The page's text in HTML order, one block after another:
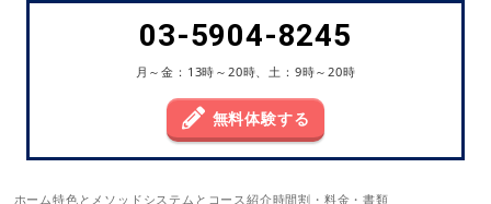
03-5904-8245
月～金：13時～20時、土：9時～20時
無料体験する
ホーム特色とメソッド システムとコース紹介時間割・料金・書類